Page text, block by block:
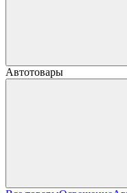
Автотовары